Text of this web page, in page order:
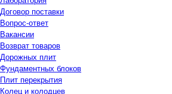
Договор поставки
Вопрос-ответ
Вакансии
Возврат товаров
Дорожных плит
Фундаментных блоков
Плит перекрытия
Колец и колодцев